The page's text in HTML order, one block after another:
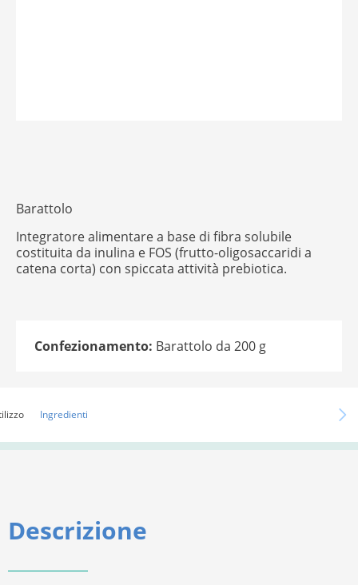
Barattolo
Integratore alimentare a base di fibra solubile
costituita da inulina e FOS (frutto-oligosaccaridi a
catena corta) con spiccata attività prebiotica.
Confezionamento: Barattolo da 200 g
Ingredienti
Descrizione